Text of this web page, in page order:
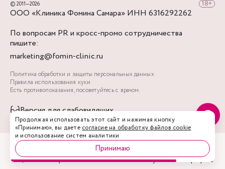
© 2011—2026
ООО «Клиника Фомина Самара» ИНН 6316292262
По вопросам PR и кросс-промо сотрудничества
пишите:
marketing@fomin-clinic.ru
Политика обработки и защиты персональных данных
Правила использования куки
Есть противопоказания, посоветуйтесь с врачом.
Версия для слабовидящих
Продолжая использовать этот сайт и нажимая кнопку
«Принимаю», вы даете согласие на обработку файлов cookie
и использование систем аналитики
Принимаю
Акции Врачи Запись Услуги Профиль